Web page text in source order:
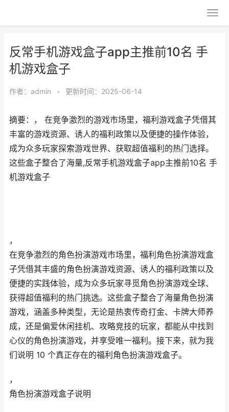
反常手机游戏盒子app主推前10名 手
机游戏盒子
作者： admin • 更新时间：2025-06-14
摘要：， 在竞争激烈的游戏市场里，福利游戏盒子凭借其
丰富的游戏资源、诱人的福利政策以及便捷的操作体验，
成为众多玩家探索游戏世界、获取超值福利的热门选择。
这些盒子整合了海量,反常手机游戏盒子app主推前10名 手
机游戏盒子
，
在竞争激烈的角色扮演游戏市场里，福利角色扮演游戏盒
子凭借其丰盛的角色扮演游戏资源、诱人的福利政策以及
便捷的实践体验，成为众多玩家寻觅角色扮演游戏全球、
获得超值福利的热门挑选。这些盒子整合了海量角色扮演
游戏，涵盖多种类型，无论是热衷传奇打金、卡牌大师养
成，还是偏爱休闲挂机、攻略竞技的玩家，都能从中找到
心仪的角色扮演游戏，并享受唯一福利。接下来，就为我
们说明 10 个真正存在的福利角色扮演游戏盒子。
，
角色扮演游戏盒子说明